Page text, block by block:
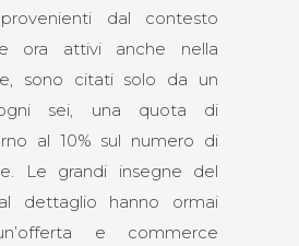
dal contesto
ora attivi anche nella
sono citati solo da un
sei, una quota di
al 10% sul numero di
Le grandi insegne del
dettaglio hanno ormai
e commerce